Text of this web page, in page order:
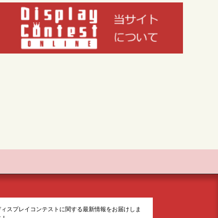
スプレイコンテストに関する最新情報をお届けしま